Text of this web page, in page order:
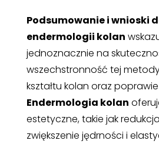
Podsumowanie i wnioski
endermologii kolan
jednoznacznie na
wszechstronność tej
kształtu kolan oraz
Endermologia kolan
estetyczne, takie jak
zwiększenie jędrności i